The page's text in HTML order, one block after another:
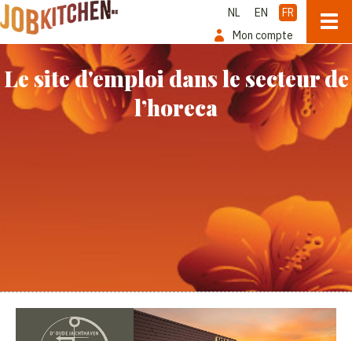
NL EN
FR
Mon compte
Le site d'emploi dans le secteur de
l’horeca